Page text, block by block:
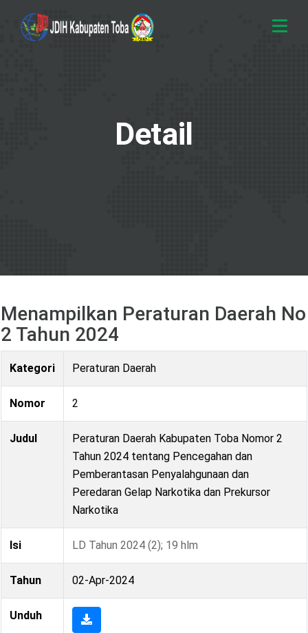
Detail
Menampilkan Peraturan Daerah No
2 Tahun 2024
Kategori Peraturan Daerah
Nomor 2
Judul
Peraturan Daerah Kabupaten Toba Nomor 2
Tahun 2024 tentang Pencegahan dan
Pemberantasan Penyalahgunaan dan
Peredaran Gelap Narkotika dan Prekursor
Narkotika
Isi LD Tahun 2024 (2); 19 hlm
Tahun 02-Apr-2024
Unduh